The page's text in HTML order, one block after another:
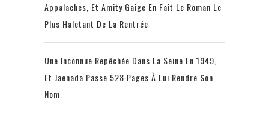
Appalaches, Et Amity Gaige En Fait Le Roman Le
Plus Haletant De La Rentrée
Une Inconnue Repêchée Dans La Seine En 1949,
Et Jaenada Passe 528 Pages À Lui Rendre Son
Nom